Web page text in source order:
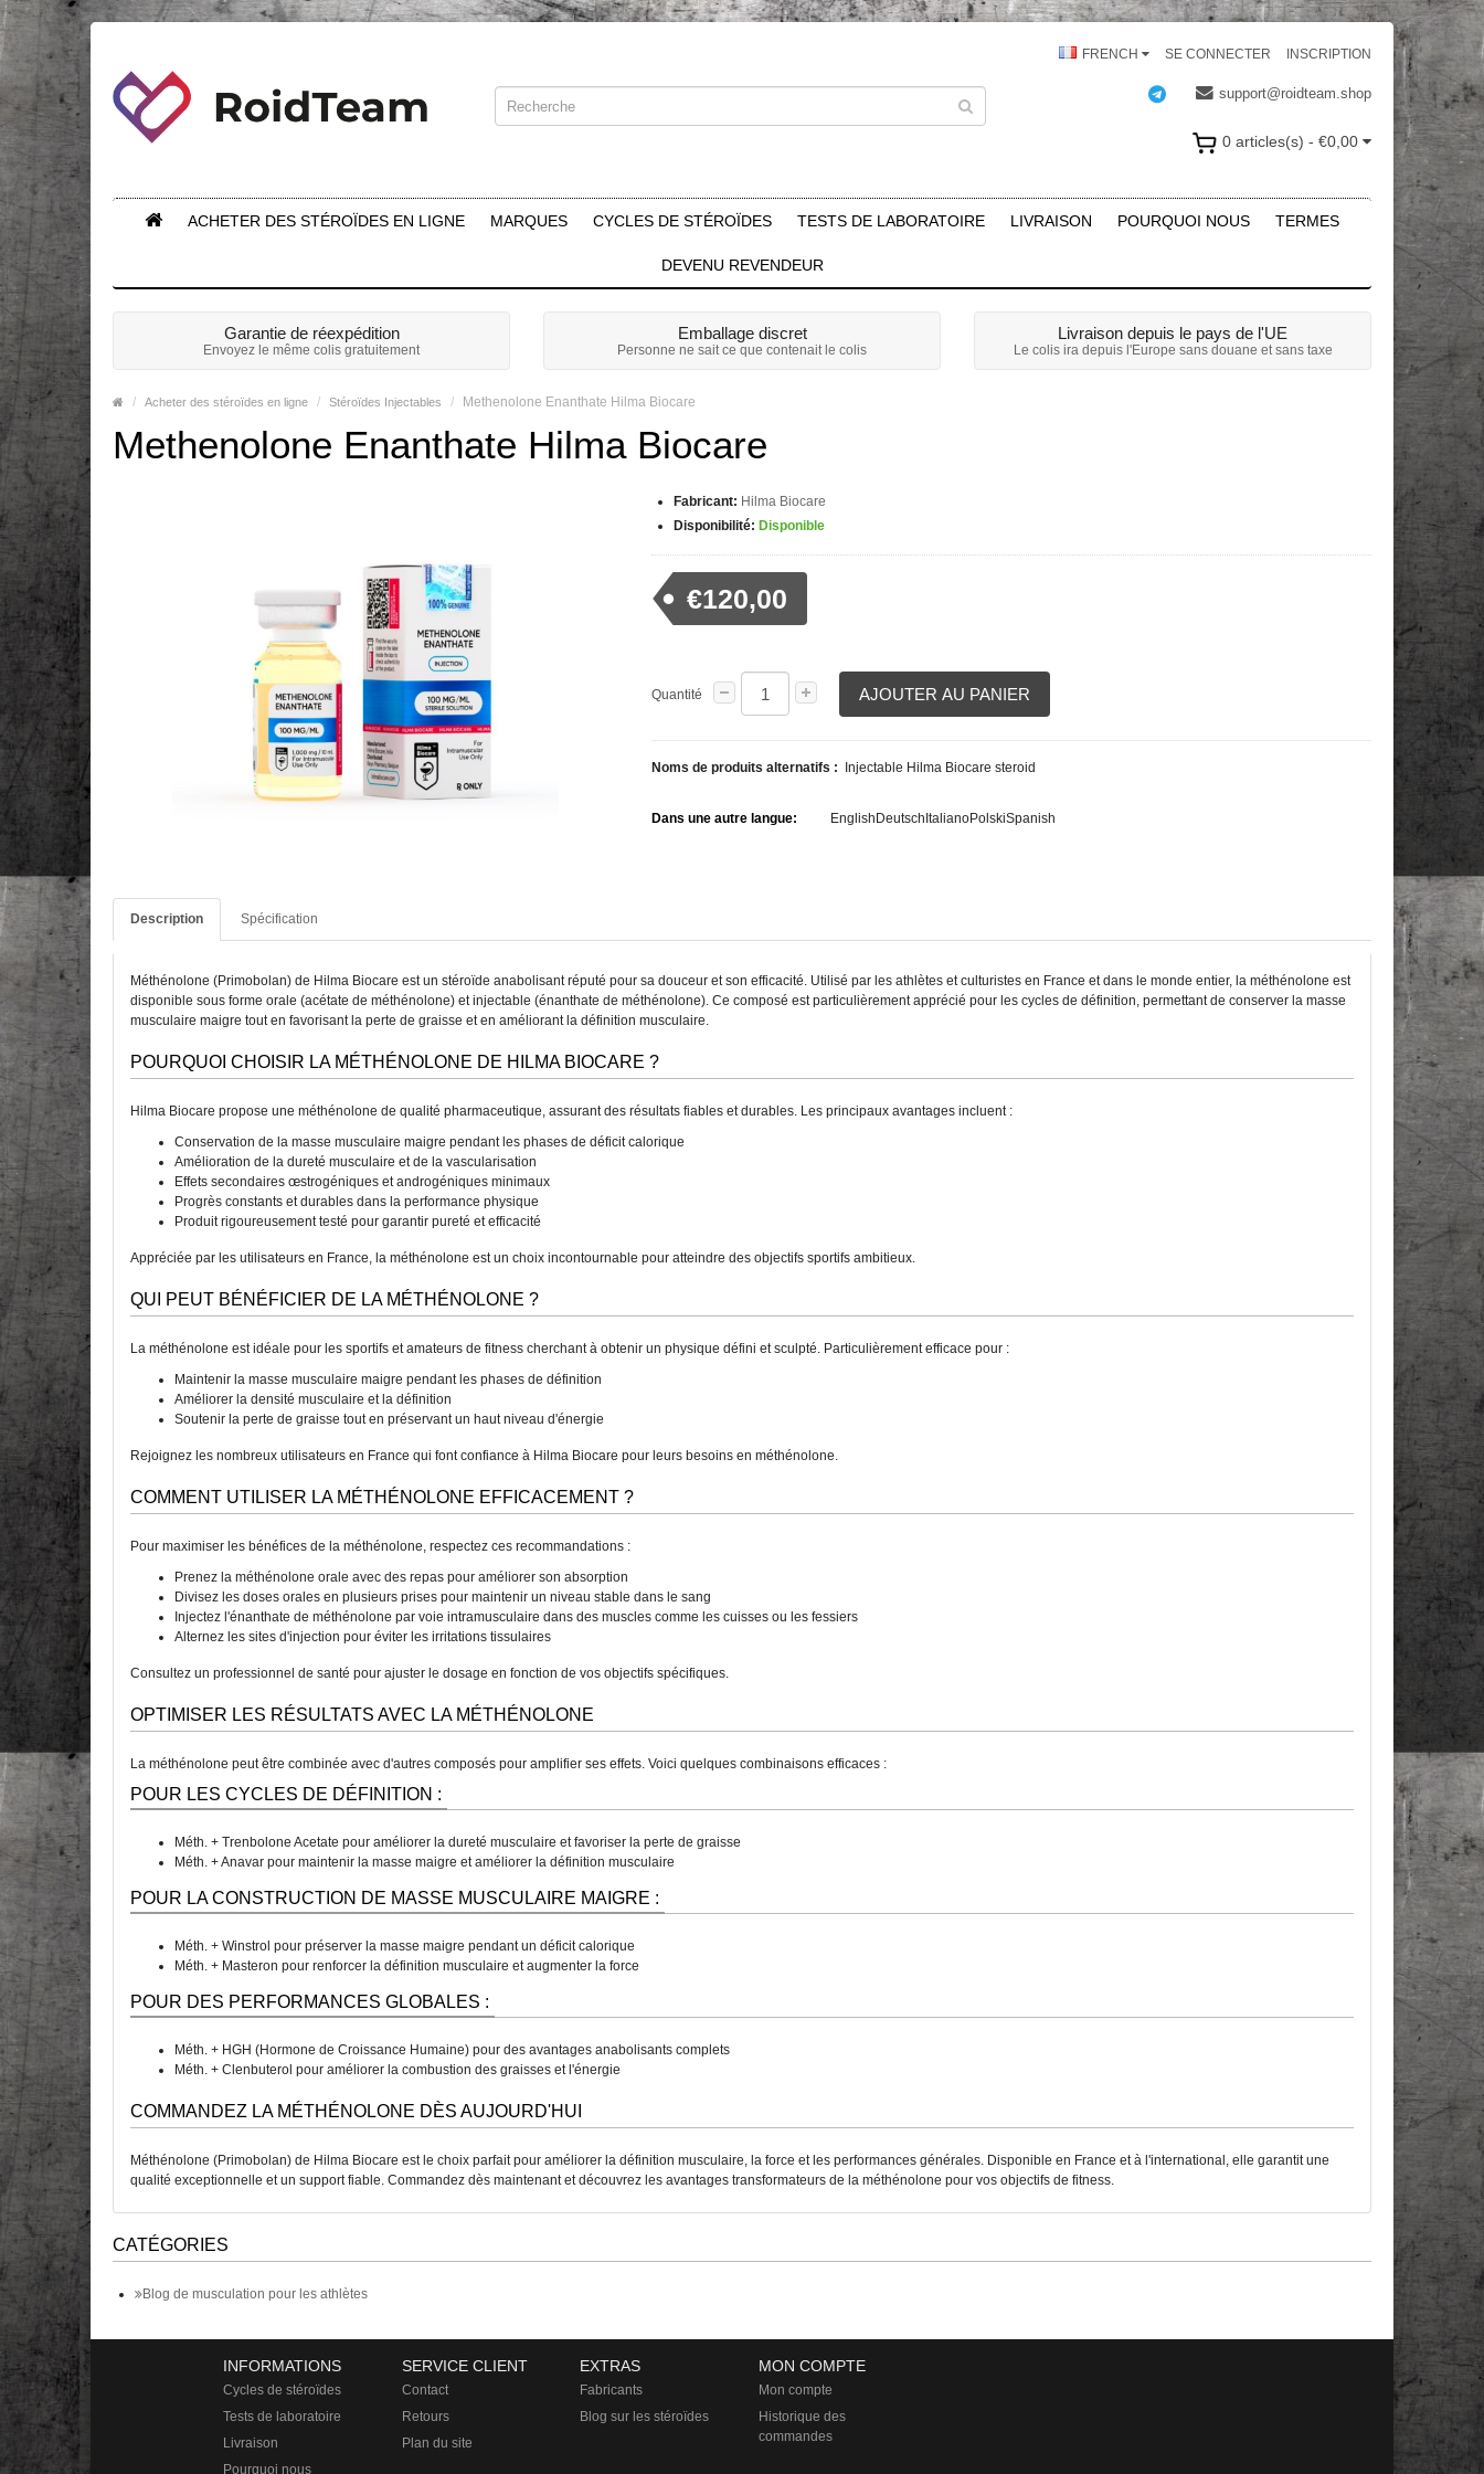
SE CONNECTER INSCRIPTION
FRENCH
support@roidteam.shop
0 articles(s) - €0,00
ACHETER DES STÉROÏDES EN LIGNE MARQUES CYCLES DE STÉROÏDES TESTS DE LABORATOIRE LIVRAISON POURQUOI NOUS TERMES
DEVENU REVENDEUR
Garantie de réexpédition
Envoyez le même colis gratuitement
Emballage discret
Personne ne sait ce que contenait le colis
Livraison depuis le pays de l'UE
Le colis ira depuis l'Europe sans douane et sans taxe
Acheter des stéroïdes en ligne Stéroïdes Injectables Methenolone Enanthate Hilma Biocare
Methenolone Enanthate Hilma Biocare
Fabricant: Hilma Biocare
Disponibilité: Disponible
€120,00
Quantité AJOUTER AU PANIER
Noms de produits alternatifs : Injectable Hilma Biocare steroid
Dans une autre langue: English Deutsch ItalianoPolskiSpanish
Description Spécification
Méthénolone (Primobolan) de Hilma Biocare est un stéroïde anabolisant réputé pour sa douceur et son efficacité. Utilisé par les athlètes et culturistes en France et dans le monde entier, la méthénolone est
disponible sous forme orale (acétate de méthénolone) et injectable (énanthate de méthénolone). Ce composé est particulièrement apprécié pour les cycles de définition, permettant de conserver la masse
musculaire maigre tout en favorisant la perte de graisse et en améliorant la définition musculaire.
POURQUOI CHOISIR LA MÉTHÉNOLONE DE HILMA BIOCARE ?
Hilma Biocare propose une méthénolone de qualité pharmaceutique, assurant des résultats fiables et durables. Les principaux avantages incluent :
Conservation de la masse musculaire maigre pendant les phases de déficit calorique
Amélioration de la dureté musculaire et de la vascularisation
Effets secondaires œstrogéniques et androgéniques minimaux
Progrès constants et durables dans la performance physique
Produit rigoureusement testé pour garantir pureté et efficacité
Appréciée par les utilisateurs en France, la méthénolone est un choix incontournable pour atteindre des objectifs sportifs ambitieux.
QUI PEUT BÉNÉFICIER DE LA MÉTHÉNOLONE ?
La méthénolone est idéale pour les sportifs et amateurs de fitness cherchant à obtenir un physique défini et sculpté. Particulièrement efficace pour :
Maintenir la masse musculaire maigre pendant les phases de définition
Améliorer la densité musculaire et la définition
Soutenir la perte de graisse tout en préservant un haut niveau d'énergie
Rejoignez les nombreux utilisateurs en France qui font confiance à Hilma Biocare pour leurs besoins en méthénolone.
COMMENT UTILISER LA MÉTHÉNOLONE EFFICACEMENT ?
Pour maximiser les bénéfices de la méthénolone, respectez ces recommandations :
Prenez la méthénolone orale avec des repas pour améliorer son absorption
Divisez les doses orales en plusieurs prises pour maintenir un niveau stable dans le sang
Injectez l'énanthate de méthénolone par voie intramusculaire dans des muscles comme les cuisses ou les fessiers
Alternez les sites d'injection pour éviter les irritations tissulaires
Consultez un professionnel de santé pour ajuster le dosage en fonction de vos objectifs spécifiques.
OPTIMISER LES RÉSULTATS AVEC LA MÉTHÉNOLONE
La méthénolone peut être combinée avec d'autres composés pour amplifier ses effets. Voici quelques combinaisons efficaces :
POUR LES CYCLES DE DÉFINITION :
Méth. + Trenbolone Acetate pour améliorer la dureté musculaire et favoriser la perte de graisse
Méth. + Anavar pour maintenir la masse maigre et améliorer la définition musculaire
POUR LA CONSTRUCTION DE MASSE MUSCULAIRE MAIGRE :
Méth. + Winstrol pour préserver la masse maigre pendant un déficit calorique
Méth. + Masteron pour renforcer la définition musculaire et augmenter la force
POUR DES PERFORMANCES GLOBALES :
Méth. + HGH (Hormone de Croissance Humaine) pour des avantages anabolisants complets
Méth. + Clenbuterol pour améliorer la combustion des graisses et l'énergie
COMMANDEZ LA MÉTHÉNOLONE DÈS AUJOURD'HUI
Méthénolone (Primobolan) de Hilma Biocare est le choix parfait pour améliorer la définition musculaire, la force et les performances générales. Disponible en France et à l'international, elle garantit une
qualité exceptionnelle et un support fiable. Commandez dès maintenant et découvrez les avantages transformateurs de la méthénolone pour vos objectifs de fitness.
CATÉGORIES
Blog de musculation pour les athlètes
INFORMATIONS
Cycles de stéroïdes
Tests de laboratoire
Livraison
Pourquoi nous
SERVICE CLIENT
Contact
Retours
Plan du site
EXTRAS
Fabricants
Blog sur les stéroïdes
MON COMPTE
Mon compte
Historique des
commandes